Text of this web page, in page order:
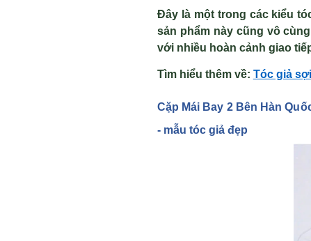
Đây là một trong các kiểu
sản phẩm này cũng vô
với nhiều hoàn cảnh giao
Tìm hiểu thêm về: Tóc giả
Cặp Mái Bay 2 Bên Hàn Qu
- mẫu tóc giả đẹp